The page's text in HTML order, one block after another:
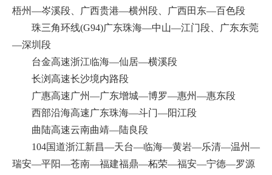
梧州—岑溪段、广西贵港—横州段、广西田东—百色段
珠三角环线(G94)广东珠海—中山—江门段、广东东莞
—深圳段
台金高速浙江临海—仙居—横溪段
长浏高速长沙境内路段
广惠高速广州—广东增城—博罗—惠州—惠东段
西部沿海高速广东珠海—斗门—阳江段
曲陆高速云南曲靖—陆良段
104国道浙江新昌—天台—临海—黄岩—乐清—温州—
瑞安—平阳—苍南—福建福鼎—柘荣—福安—宁德—罗源